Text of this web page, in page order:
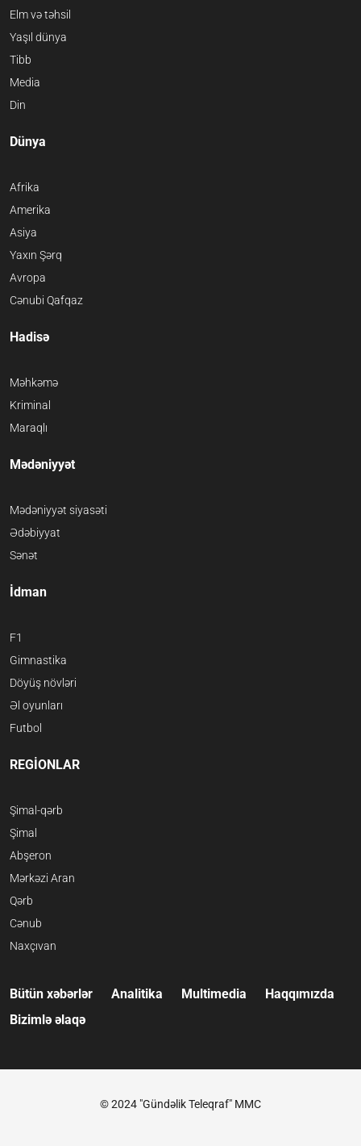
Elm və təhsil
Yaşıl dünya
Tibb
Media
Din
Dünya
Afrika
Amerika
Asiya
Yaxın Şərq
Avropa
Cənubi Qafqaz
Hadisə
Məhkəmə
Kriminal
Maraqlı
Mədəniyyət
Mədəniyyət siyasəti
Ədəbiyyat
Sənət
İdman
F1
Gimnastika
Döyüş növləri
Əl oyunları
Futbol
REGİONLAR
Şimal-qərb
Şimal
Abşeron
Mərkəzi Aran
Qərb
Cənub
Naxçıvan
Bütün xəbərlər Analitika Multimedia
Haqqımızda
Bizimlə əlaqə
© 2024 "Gündəlik Teleqraf" MMC